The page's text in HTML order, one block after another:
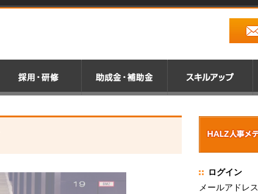
ログイン
メールアドレス